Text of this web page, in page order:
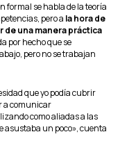
formal se habla de la teoría
pero a la hora de
de una manera práctica
por hecho que se
pero no se trabajan
que yo podía cubrir
a comunicar
como aliadas a las
asustaba un poco», cuenta